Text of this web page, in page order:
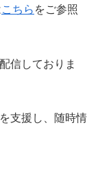
こちら をご参照
信しておりま
支援し、随時情